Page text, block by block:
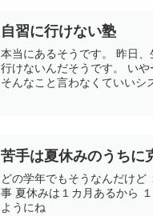
自習に行けない塾
本当にあるそうです。 昨日
行けないんだそうです。 い
そんなこと言わなくていいシ
苦手は夏休みのうちに
どの学年でもそうなんだけ
事 夏休みは１カ月あるから
ようにね